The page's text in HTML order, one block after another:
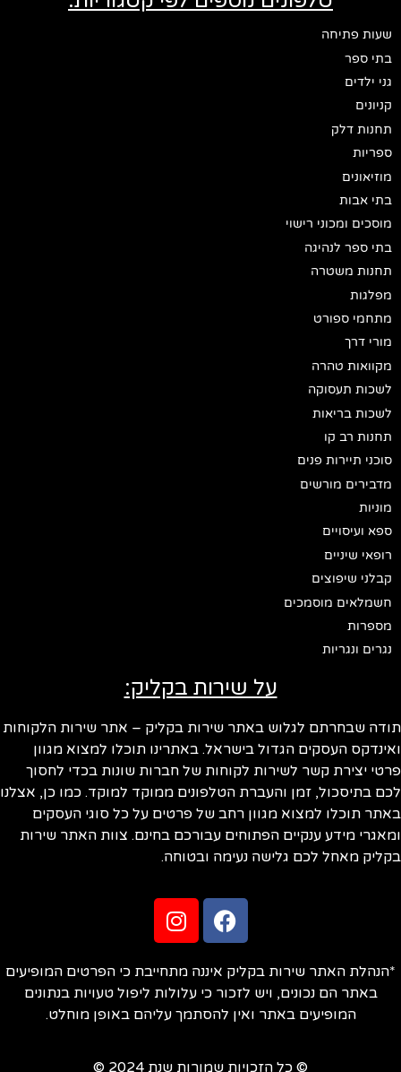
שעות פתיחה
בתי ספר
גני ילדים
קניונים
תחנות דלק
ספריות
מוזיאונים
בתי אבות
מוסכים ומכוני רישוי
בתי ספר לנהיגה
תחנות משטרה
מפלגות
מתחמי ספורט
מורי דרך
מקוואות טהרה
לשכות תעסוקה
לשכות בריאות
תחנות רב קו
סוכני תיירות פנים
מדבירים מורשים
מוניות
ספא ועיסויים
רופאי שיניים
קבלני שיפוצים
חשמלאים מוסמכים
מספרות
נגרים ונגריות
על שירות בקליק:
תודה שבחרתם לגלוש באתר שירות בקליק – אתר שירות הלקוחות
ואינדקס העסקים הגדול בישראל. באתרינו תוכלו למצוא מגוון
פרטי יצירת קשר לשירות לקוחות של חברות שונות בכדי לחסוך
לכם בתיסכול, זמן והעברת הטלפונים ממוקד למוקד. כמו כן, אצלנו
באתר תוכלו למצוא מגוון רחב של פרטים על כל סוגי העסקים
ומאגרי מידע ענקיים הפתוחים עבורכם בחינם. צוות האתר שירות
בקליק מאחל לכם גלישה נעימה ובטוחה.
*הנהלת האתר שירות בקליק איננה מתחייבת כי הפרטים המופיעים
באתר הם נכונים, ויש לזכור כי עלולות ליפול טעויות בנתונים
המופיעים באתר ואין להסתמך עליהם באופן מוחלט.
© כל הזכויות שמורות שנת 2024 ©